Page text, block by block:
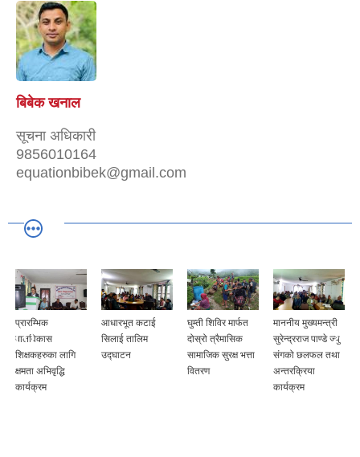
बिबेक खनाल
सूचना अधिकारी
9856010164
equationbibek@gmail.com
प्रारम्भिक
बालविकास
शिक्षकहरुका लागि
क्षमता अभिवृद्धि
कार्यक्रम
आधारभूत कटाई
सिलाई तालिम
उद्घाटन
घुम्ती शिविर मार्फत
दोस्रो त्रैमासिक
सामाजिक सुरक्ष भत्ता
वितरण
माननीय मुख्यमन्त्री
सुरेन्द्रराज पाण्डे ज्यु
संगको छलफल तथा
अन्तरक्रिया
कार्यक्रम